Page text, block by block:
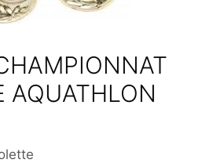
AQUATHLON